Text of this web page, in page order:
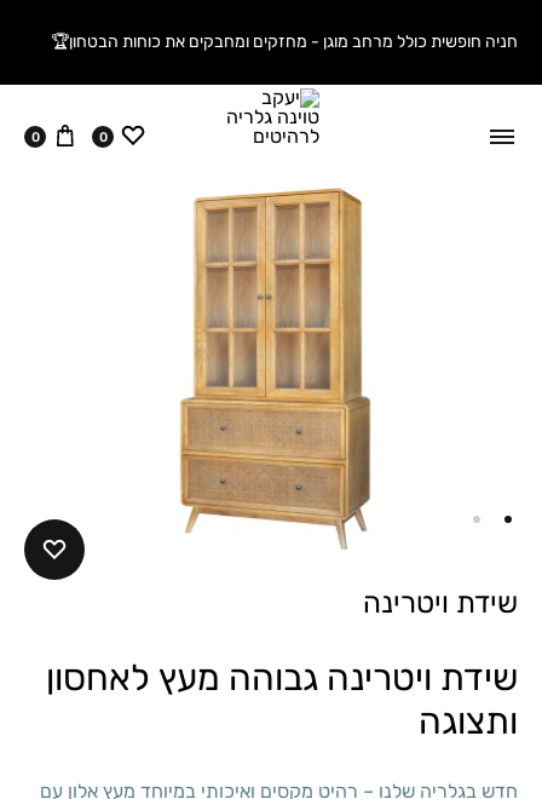
חניה חופשית כולל מרחב מוגן - מחזקים ומחבקים את כוחות הבטחון🏆
ווישליסט
0 עגלה
0
שידת ויטרינה
שידת ויטרינה גבוהה מעץ לאחסון
ותצוגה
חדש בגלריה שלנו – רהיט מקסים ואיכותי במיוחד מעץ אלון עם